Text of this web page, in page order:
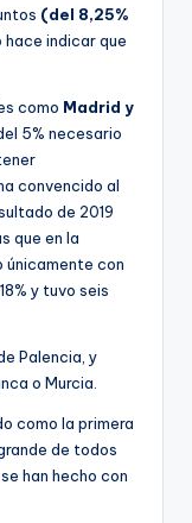
(del 8,25%
indicar que
como Madrid y
5% necesario
convencido al
de 2019
que en la
únicamente con
y tuvo seis
Palencia, y
o Murcia.
como la primera
de todos
han hecho con